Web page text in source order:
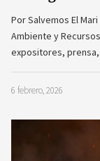
Por Salvemos El
Ambiente y
expositores,
6 febrero, 2026